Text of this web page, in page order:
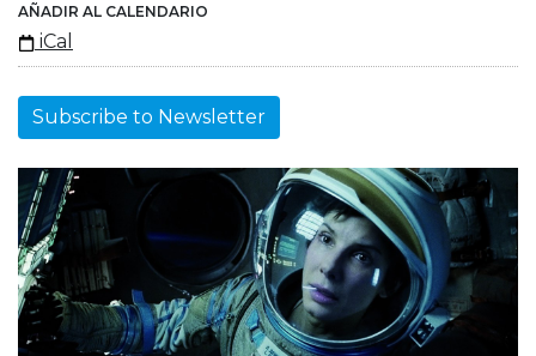
AÑADIR AL CALENDARIO
iCal
Subscribe to Newsletter